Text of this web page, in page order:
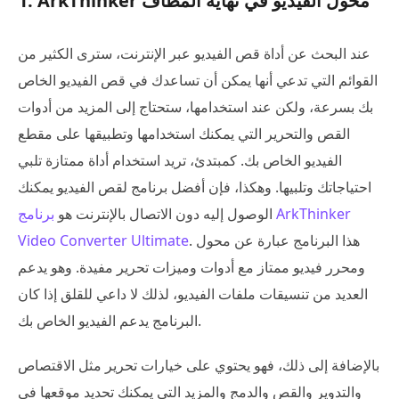
عند البحث عن أداة قص الفيديو عبر الإنترنت، سترى الكثير من
القوائم التي تدعي أنها يمكن أن تساعدك في قص الفيديو الخاص
بك بسرعة، ولكن عند استخدامها، ستحتاج إلى المزيد من أدوات
القص والتحرير التي يمكنك استخدامها وتطبيقها على مقطع
الفيديو الخاص بك. كمبتدئ، تريد استخدام أداة ممتازة تلبي
احتياجاتك وتلبيها. وهكذا، فإن أفضل برنامج لقص الفيديو يمكنك
الوصول إليه دون الاتصال بالإنترنت هو برنامج ArkThinker
Video Converter Ultimate. هذا البرنامج عبارة عن محول
ومحرر فيديو ممتاز مع أدوات وميزات تحرير مفيدة. وهو يدعم
العديد من تنسيقات ملفات الفيديو، لذلك لا داعي للقلق إذا كان
البرنامج يدعم الفيديو الخاص بك.
بالإضافة إلى ذلك، فهو يحتوي على خيارات تحرير مثل الاقتصاص
والتدوير والقص والدمج والمزيد التي يمكنك تحديد موقعها في